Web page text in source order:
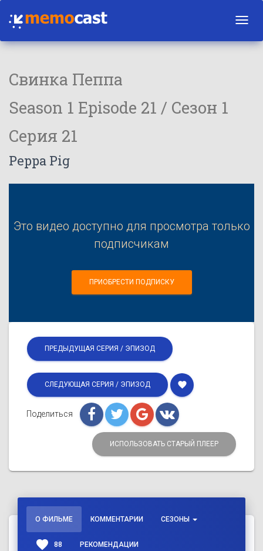
Свинка Пеппа
Season 1 Episode 21 / Сезон 1
Серия 21
Peppa Pig
Это видео доступно для просмотра только
подписчикам
ПРИОБРЕСТИ ПОДПИСКУ
ПРЕДЫДУЩАЯ СЕРИЯ / ЭПИЗОД
СЛЕДУЮЩАЯ СЕРИЯ / ЭПИЗОД favorite
Поделиться
ИСПОЛЬЗОВАТЬ СТАРЫЙ ПЛЕЕР
О ФИЛЬМЕ КОММЕНТАРИИ СЕЗОНЫ
favorite 88 РЕКОМЕНДАЦИИ